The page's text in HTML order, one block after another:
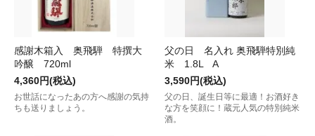
感謝木箱入 奥飛騨 特撰大
吟醸 720ml
4,360円(税込)
お世話になったあの方へ感謝の気持
ちも送りましょう。
父の日 名入れ 奥飛騨特別純
米 1.8L A
3,590円(税込)
父の日、誕生日等に最適！お酒好き
な方を笑顔に！蔵元人気の特別純米
酒。